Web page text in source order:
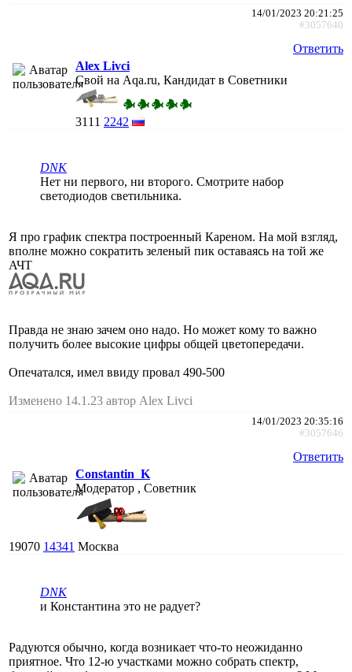
14/01/2023 20:21:25
#3057640
Ответить
Alex Livci
Свой на Aqa.ru, Кандидат в Советники
3111 2242
DNK
Нет ни первого, ни второго. Смотрите набор
светодиодов светильника.
Я про график спектра построенный Кареном. На мой взгляд,
вполне можно сократить зеленый пик оставаясь на той же
АЧТ
Правда не знаю зачем оно надо. Но может кому то важно
получить более высокие цифры общей цветопередачи.
Опечатался, имел ввиду провал 490-500
Изменено 14.1.23 автор Alex Livci
14/01/2023 20:35:16
#3057646
Ответить
Constantin_K
Модератор , Советник
19070 14341 Москва
DNK
и Константина это не радует?
Радуются обычно, когда возникает что-то неожиданно
приятное. Что 12-ю участками можно собрать спектр,